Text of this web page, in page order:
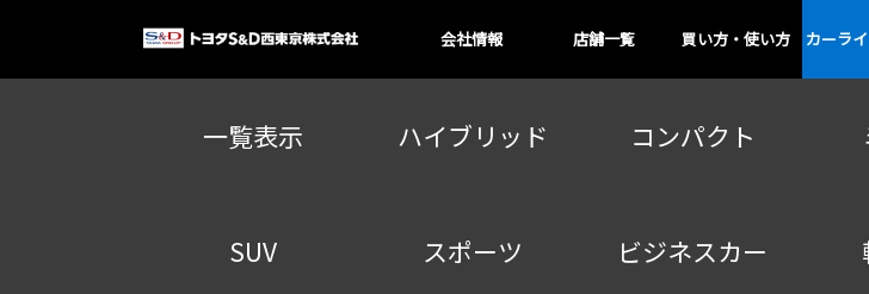
会社情報 店舗一覧 買い方・使い方 カーラ
一覧表示 ハイブリッド コンパクト
SUV スポーツ ビジネスカー